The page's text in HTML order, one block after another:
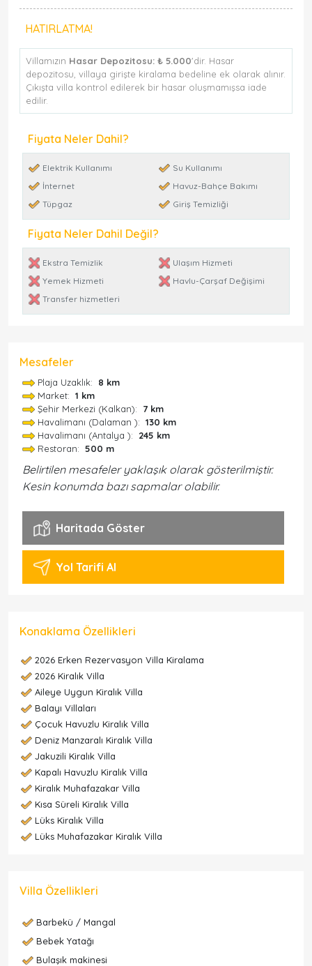
HATIRLATMA!
Villamızın Hasar Depozitosu: ₺ 5.000'dir. Hasar
depozitosu, villaya girişte kiralama bedeline ek olarak alınır.
Çıkışta villa kontrol edilerek bir hasar oluşmamışsa iade
edilir.
Fiyata Neler Dahil?
Elektrik Kullanımı
Su Kullanımı
İnternet
Havuz-Bahçe Bakımı
Tüpgaz
Giriş Temizliği
Fiyata Neler Dahil Değil?
Ekstra Temizlik
Ulaşım Hizmeti
Yemek Hizmeti
Havlu-Çarşaf Değişimi
Transfer hizmetleri
Mesafeler
Plaja Uzaklık: 8 km
Market: 1 km
Şehir Merkezi (Kalkan): 7 km
Havalimanı (Dalaman ): 130 km
Havalimanı (Antalya ): 245 km
Restoran: 500 m
Belirtilen mesafeler yaklaşık olarak gösterilmiştir.
Kesin konumda bazı sapmalar olabilir.
Haritada Göster
Yol Tarifi Al
Konaklama Özellikleri
2026 Erken Rezervasyon Villa Kiralama
2026 Kiralık Villa
Aileye Uygun Kiralık Villa
Balayı Villaları
Çocuk Havuzlu Kiralık Villa
Deniz Manzaralı Kiralık Villa
Jakuzili Kiralık Villa
Kapalı Havuzlu Kiralık Villa
Kiralık Muhafazakar Villa
Kısa Süreli Kiralık Villa
Lüks Kiralık Villa
Lüks Muhafazakar Kiralık Villa
Villa Özellikleri
Barbekü / Mangal
Bebek Yatağı
Bulaşık makinesi